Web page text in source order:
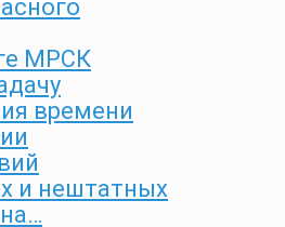
МРСК
времени
и нештатных